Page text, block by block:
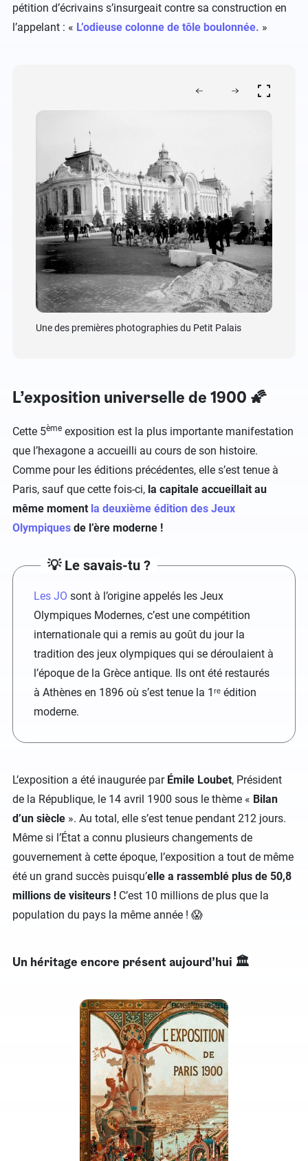
pétition d’écrivains s’insurgeait contre sa construction en
l’appelant : « L’odieuse colonne de tôle boulonnée. »
Une des premières photographies du Petit Palais
L’exposition universelle de 1900 🌠
Cette 5ème exposition est la plus importante manifestation
que l’hexagone a accueilli au cours de son histoire.
Comme pour les éditions précédentes, elle s’est tenue à
Paris, sauf que cette fois-ci, la capitale accueillait au
même moment la deuxième édition des Jeux
Olympiques de l’ère moderne !
💡 Le savais-tu ?
Les JO sont à l’origine appelés les Jeux
Olympiques Modernes, c’est une compétition
internationale qui a remis au goût du jour la
tradition des jeux olympiques qui se déroulaient à
l’époque de la Grèce antique. Ils ont été restaurés
à Athènes en 1896 où s’est tenue la 1ʳᵉ édition
moderne.
L’exposition a été inaugurée parÉmile Loubet, Président
de la République, le 14 avril 1900 sous le thème « Bilan
d’un siècle ». Au total, elle s’est tenue pendant 212 jours.
Même si l’État a connu plusieurs changements de
gouvernement à cette époque, l’exposition a tout de même
été un grand succès puisqu’elle a rassemblé plus de 50,8
millions de visiteurs ! C’est 10 millions de plus que la
population du pays la même année ! 😱
Un héritage encore présent aujourd’hui 🏛️